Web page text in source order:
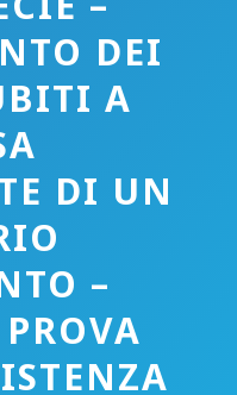
DEI
A
DI UN
–